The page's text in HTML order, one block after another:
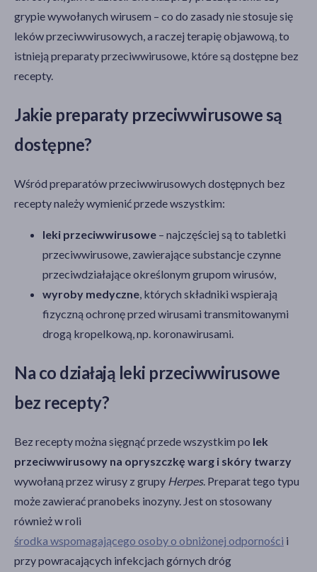
grypie wywołanych wirusem – co do zasady nie stosuje się
leków przeciwwirusowych, a raczej terapię objawową, to
istnieją preparaty przeciwwirusowe, które są dostępne bez
recepty.
Jakie preparaty przeciwwirusowe są
dostępne?
Wśród preparatów przeciwwirusowych dostępnych bez
recepty należy wymienić przede wszystkim:
leki przeciwwirusowe – najczęściej są to tabletki
przeciwwirusowe, zawierające substancje czynne
przeciwdziałające określonym grupom wirusów,
wyroby medyczne, których składniki wspierają
fizyczną ochronę przed wirusami transmitowanymi
drogą kropelkową, np. koronawirusami.
Na co działają leki przeciwwirusowe
bez recepty?
Bez recepty można sięgnąć przede wszystkim po lek
przeciwwirusowy na opryszczkę warg i skóry twarzy
wywołaną przez wirusy z grupy Herpes. Preparat tego typu
może zawierać pranobeks inozyny. Jest on stosowany
również w roli
środka wspomagającego osoby o obniżonej odporności i
przy powracających infekcjach górnych dróg